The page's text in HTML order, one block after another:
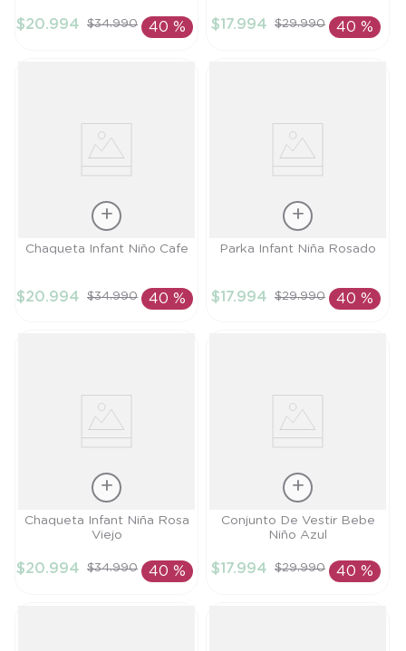
AÑADIR AL
$20.994 $34.990 40 %
AÑADIR AL
$17.994 $29.990 40 %
Talla
Chaqueta Infant Niño Cafe
$20.994 $34.990 40 %
Talla
AÑADIR AL
Parka Infant Niña Rosado
$17.994 $29.990 40 %
Talla
AÑADIR AL
Chaqueta Infant Niña Rosa
Viejo
$20.994 $34.990 40 %
Talla
AÑADIR AL
Conjunto De Vestir Bebe
Niño Azul
$17.994 $29.990 40 %